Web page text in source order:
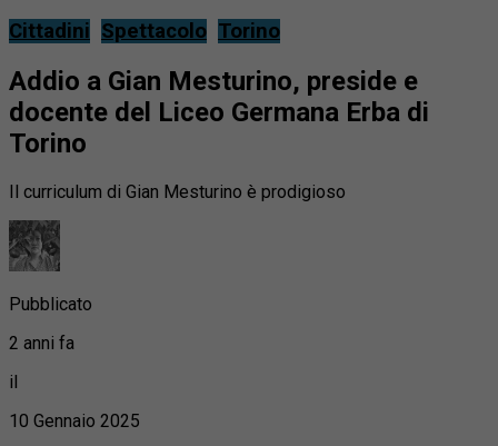
Cittadini Spettacolo Torino
Addio a Gian Mesturino, preside e
docente del Liceo Germana Erba di
Torino
Il curriculum di Gian Mesturino è prodigioso
Pubblicato
2 anni fa
il
10 Gennaio 2025